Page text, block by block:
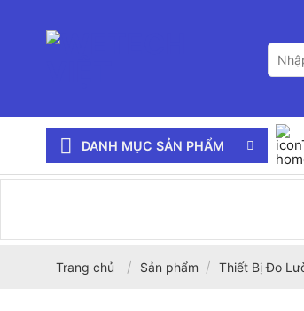
Tìm
kiếm:
DANH MỤC SẢN PHẨM
Trang chủ / Sản phẩm / Thiết Bị Đo